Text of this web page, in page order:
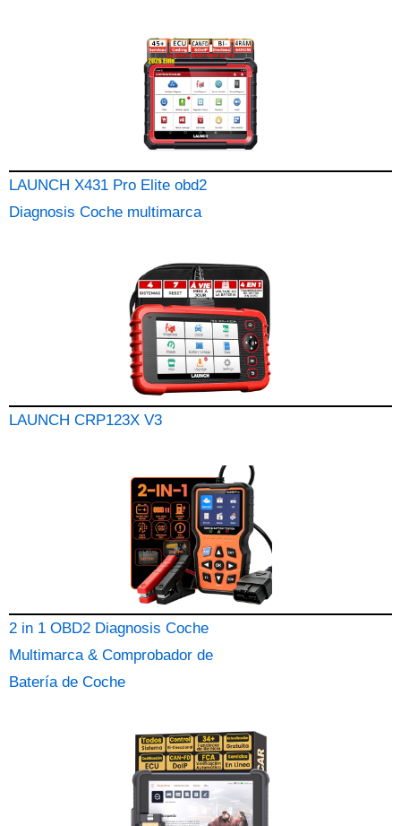
LAUNCH X431 Pro Elite obd2
Diagnosis Coche multimarca
LAUNCH CRP123X V3
2 in 1 OBD2 Diagnosis Coche
Multimarca & Comprobador de
Batería de Coche